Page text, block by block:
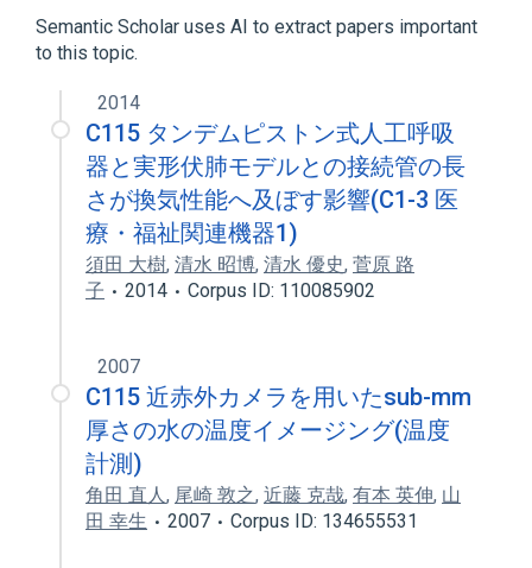
Semantic Scholar uses AI to extract papers important
to this topic.
2014
C115 タンデムピストン式人工呼吸
器と実形伏肺モデルとの接続管の長
さが換気性能へ及ぼす影響(C1-3 医
療・福祉関連機器1)
須田 大樹, 清水 昭博, 清水 優史, 菅原 路
子
2014 Corpus ID: 110085902
2007
C115 近赤外カメラを用いたsub-mm
厚さの水の温度イメージング(温度
計測)
角田 直人, 尾崎 敦之, 近藤 克哉, 有本 英伸, 山
田 幸生
2007 Corpus ID: 134655531